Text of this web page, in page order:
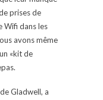
prises de
Wifi dans les
avons même
«kit de
Gladwell, a